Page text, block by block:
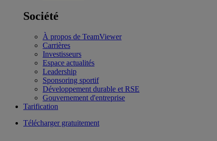
Société
À propos de TeamViewer
Carrières
Investisseurs
Espace actualités
Leadership
Sponsoring sportif
Développement durable et RSE
Gouvernement d'entreprise
Tarification
Télécharger gratuitement